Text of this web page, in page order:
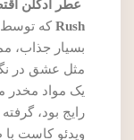
Rush
بسیار جذاب،
مثل عشق در
رایج بود،
ویدئو کاست